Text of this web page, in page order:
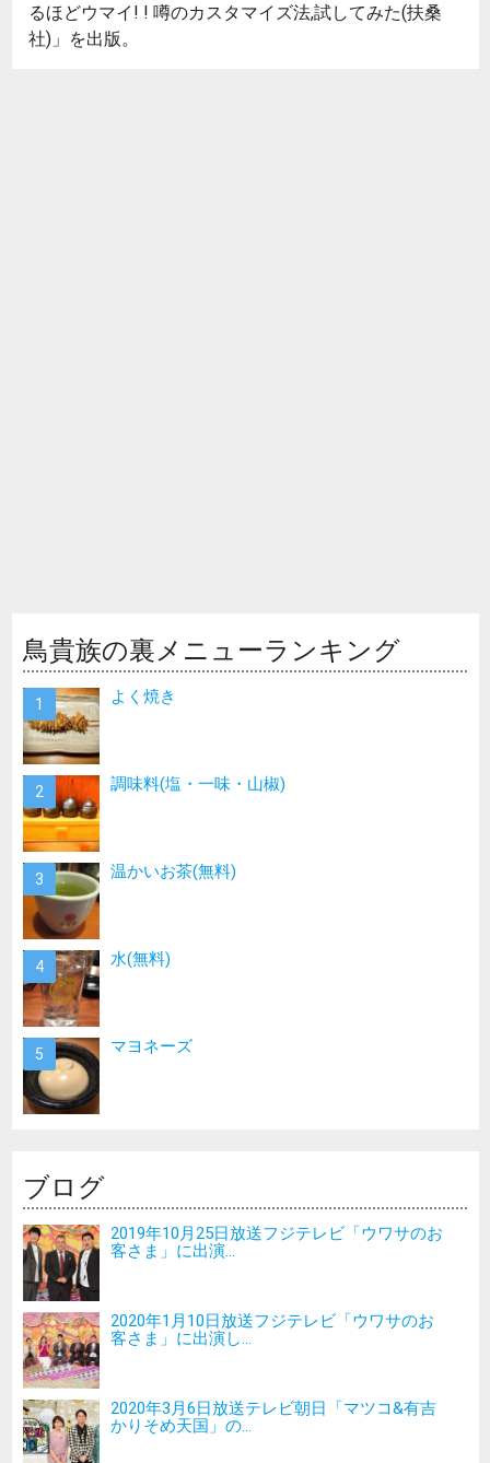
るほどウマイ! ! 噂のカスタマイズ法,試してみた(扶桑
社)」を出版。
鳥貴族の裏メニューランキング
よく焼き
調味料(塩・一味・山椒)
温かいお茶(無料)
水(無料)
マヨネーズ
ブログ
2019年10月25日放送フジテレビ「ウワサのお
客さま」に出演...
2020年1月10日放送フジテレビ「ウワサのお
客さま」に出演し...
2020年3月6日放送テレビ朝日「マツコ&有吉
かりそめ天国」の...